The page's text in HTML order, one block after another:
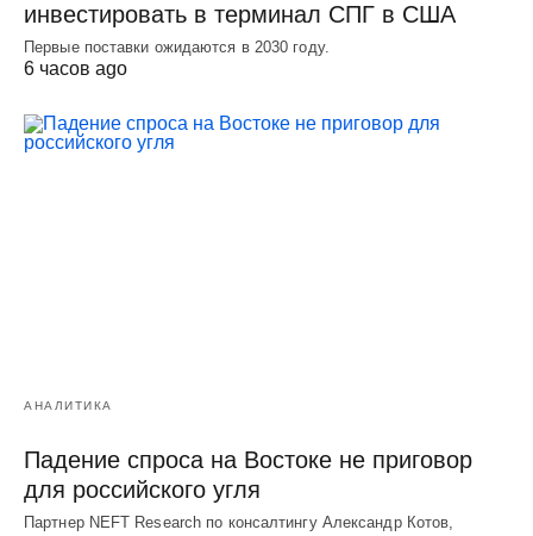
инвестировать в терминал СПГ в США
Первые поставки ожидаются в 2030 году.
6 часов ago
АНАЛИТИКА
Падение спроса на Востоке не приговор
для российского угля
Партнер NEFT Research по консалтингу Александр Котов,